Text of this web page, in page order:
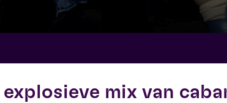
explosieve mix van